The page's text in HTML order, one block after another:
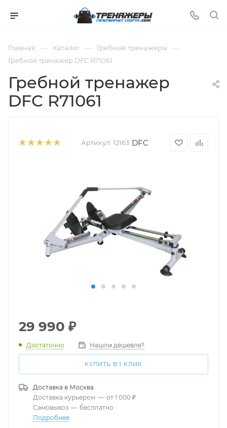
Главная — Каталог — Гребные тренажеры —
Гребной тренажер DFC R71061
Гребной тренажер
DFC R71061
Артикул: 12163 DFC
29 990 ₽
Достаточно Нашли дешевле?
КУПИТЬ В 1 КЛИК
Доставка в Москва
Доставка курьером — от 1 000 ₽
Самовывоз — бесплатно
Подробнее